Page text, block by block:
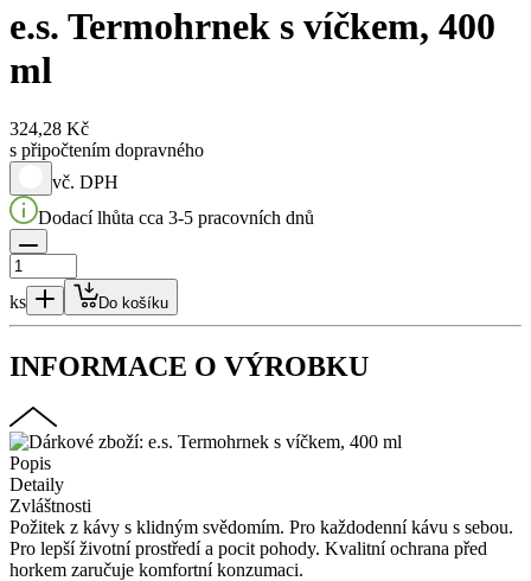
e.s. Termohrnek s víčkem, 400
ml
324,28 Kč
s připočtením dopravného
vč. DPH
Dodací lhůta cca 3-5 pracovních dnů
ks Do košíku
INFORMACE O VÝROBKU
Popis
Detaily
Zvláštnosti
Požitek z kávy s klidným svědomím. Pro každodenní kávu s sebou.
Pro lepší životní prostředí a pocit pohody. Kvalitní ochrana před
horkem zaručuje komfortní konzumaci.